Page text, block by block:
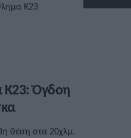
Κ23
Όγδοη
θέση στα 20χλμ.